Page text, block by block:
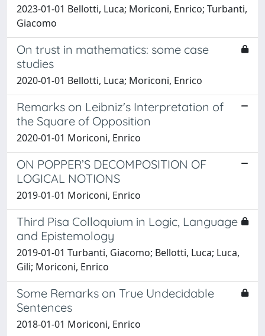
2023-01-01 Bellotti, Luca; Moriconi, Enrico; Turbanti,
Giacomo
On trust in mathematics: some case
studies
2020-01-01 Bellotti, Luca; Moriconi, Enrico
Remarks on Leibniz's Interpretation of
the Square of Opposition
2020-01-01 Moriconi, Enrico
ON POPPER’S DECOMPOSITION OF
LOGICAL NOTIONS
2019-01-01 Moriconi, Enrico
Third Pisa Colloquium in Logic, Language
and Epistemology
2019-01-01 Turbanti, Giacomo; Bellotti, Luca; Luca,
Gili; Moriconi, Enrico
Some Remarks on True Undecidable
Sentences
2018-01-01 Moriconi, Enrico